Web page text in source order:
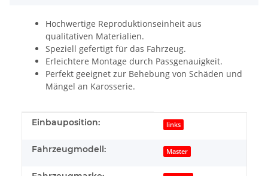
Hochwertige Reproduktionseinheit aus
qualitativen Materialien.
Speziell gefertigt für das Fahrzeug.
Erleichtere Montage durch Passgenauigkeit.
Perfekt geeignet zur Behebung von Schäden und
Mängel an Karosserie.
Produkteigenschaft
Wert
Einbauposition: links
Fahrzeugmodell: Master